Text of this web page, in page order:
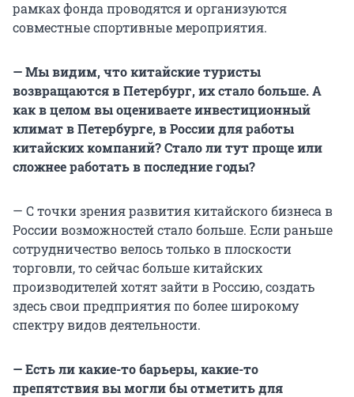
рамках фонда проводятся и организуются
совместные спортивные мероприятия.
— Мы видим, что китайские туристы
возвращаются в Петербург, их стало больше. А
как в целом вы оцениваете инвестиционный
климат в Петербурге, в России для работы
китайских компаний? Стало ли тут проще или
сложнее работать в последние годы?
— С точки зрения развития китайского бизнеса в
России возможностей стало больше. Если раньше
сотрудничество велось только в плоскости
торговли, то сейчас больше китайских
производителей хотят зайти в Россию, создать
здесь свои предприятия по более широкому
спектру видов деятельности.
— Есть ли какие-то барьеры, какие-то
препятствия вы могли бы отметить для